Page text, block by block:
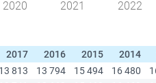
2020 2021 2022
2017 2016 2015 2014